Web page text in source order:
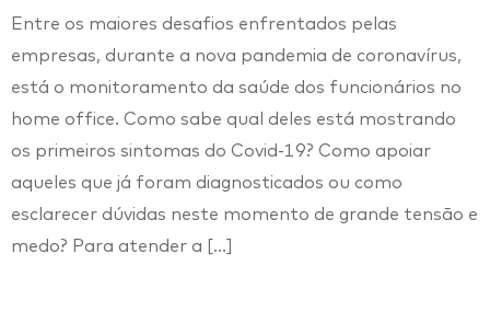
Entre os maiores desafios enfrentados pelas
empresas, durante a nova pandemia de coronavírus,
está o monitoramento da saúde dos funcionários no
home office. Como sabe qual deles está mostrando
os primeiros sintomas do Covid-19? Como apoiar
aqueles que já foram diagnosticados ou como
esclarecer dúvidas neste momento de grande tensão e
medo? Para atender a […]